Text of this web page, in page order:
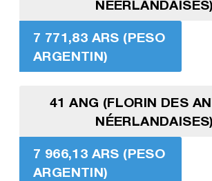
NÉERLANDAISES)
7 771,83 ARS (PESO
ARGENTIN)
41 ANG (FLORIN DES
NÉERLANDAISES)
7 966,13 ARS (PESO
ARGENTIN)